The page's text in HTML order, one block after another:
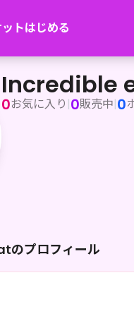
トはじめる
Incredible
0お気に入り |0販売中|0
プロフィール